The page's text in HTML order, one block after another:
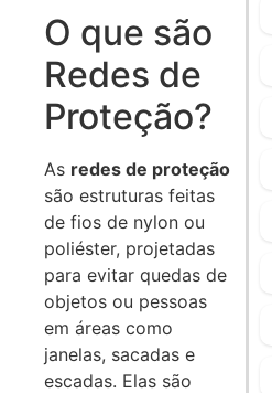
O que são
Redes de
Proteção?
As redes de proteção
são estruturas feitas
de fios de nylon ou
poliéster, projetadas
para evitar quedas de
objetos ou pessoas
em áreas como
janelas, sacadas e
escadas. Elas são